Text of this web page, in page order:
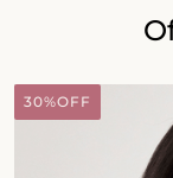
30%OFF